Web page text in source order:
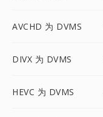
AVCHD 为 DVMS
DIVX 为 DVMS
HEVC 为 DVMS